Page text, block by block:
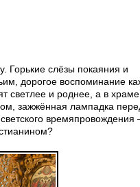
Горькие слёзы покаяния и
дорогое воспоминание
светлее и роднее, а в храме
зажжённая лампадка